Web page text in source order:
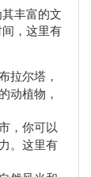
丰富的文
，这里有
拉尔塔，
动植物，
，你可以
。这里有